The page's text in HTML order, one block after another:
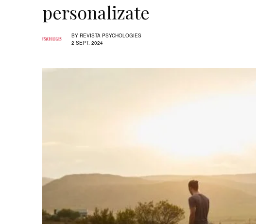
personalizate
BY REVISTA PSYCHOLOGIES
2 SEPT. 2024